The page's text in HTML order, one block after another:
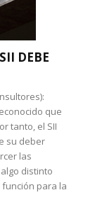
DEBE
que
tanto, el SII
su deber
las
distinto
para la